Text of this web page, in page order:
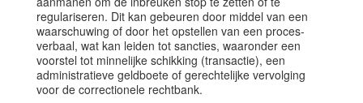
regulariseren. Dit kan gebeuren door middel van een
waarschuwing of door het opstellen van een proces-
verbaal, wat kan leiden tot sancties, waaronder een
voorstel tot minnelijke schikking (transactie), een
administratieve geldboete of gerechtelijke vervolging
voor de correctionele rechtbank.